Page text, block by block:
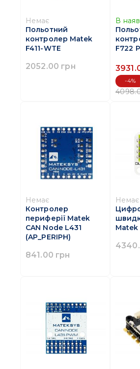
Немає
Польотний
контролер Matek
F411-WTE
2052.00 грн
В
F722
-4%
Немає
Контролер
периферії Matek
CAN Node L431
(AP_PERIPH)
841.00 грн
Немає
Matek